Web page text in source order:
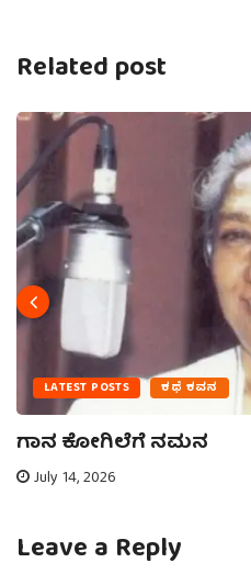
Related post
LATEST POSTS ಕಥೆ ಕವನ
ಗಾನ ಕೋಗಿಲೆಗೆ ನಮನ
July 14, 2026
Leave a Reply